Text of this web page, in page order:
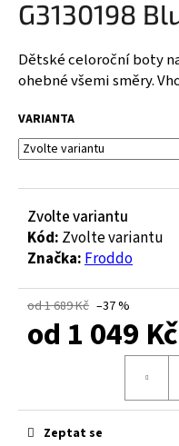
G3130198
Dětské celoroční boty
ohebné všemi směry.
VARIANTA
Zvolte variantu
Kód: Zvolte variantu
Značka:Froddo
od 1 689 Kč –37 %
od 1 049 Kč
Zeptat se
a
í
t
?
HLEDAT
D
o
p
č
u